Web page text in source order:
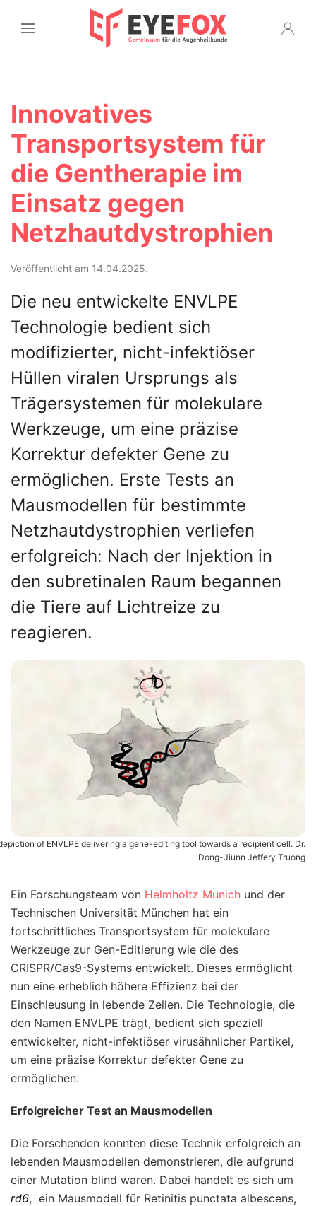
Innovatives
Transportsystem für
die Gentherapie im
Einsatz gegen
Netzhautdystrophien
Veröffentlicht am 14.04.2025.
Die neu entwickelte ENVLPE
Technologie bedient sich
modifizierter, nicht-infektiöser
Hüllen viralen Ursprungs als
Trägersystemen für molekulare
Werkzeuge, um eine präzise
Korrektur defekter Gene zu
ermöglichen. Erste Tests an
Mausmodellen für bestimmte
Netzhautdystrophien verliefen
erfolgreich: Nach der Injektion in
den subretinalen Raum begannen
die Tiere auf Lichtreize zu
reagieren.
of ENVLPE delivering a gene-editing tool towards a recipient cell. Dr.
Dong-Jiunn Jeffery Truong
Ein Forschungsteam von Helmholtz Munich und der
Technischen Universität München hat ein
fortschrittliches Transportsystem für molekulare
Werkzeuge zur Gen-Editierung wie die des
CRISPR/Cas9-Systems entwickelt. Dieses ermöglicht
nun eine erheblich höhere Effizienz bei der
Einschleusung in lebende Zellen. Die Technologie, die
den Namen ENVLPE trägt, bedient sich speziell
entwickelter, nicht-infektiöser virusähnlicher Partikel,
um eine präzise Korrektur defekter Gene zu
ermöglichen.
Erfolgreicher Test an Mausmodellen
Die Forschenden konnten diese Technik erfolgreich an
lebenden Mausmodellen demonstrieren, die aufgrund
einer Mutation blind waren. Dabei handelt es sich um
rd6, ein Mausmodell für Retinitis punctata albescens,